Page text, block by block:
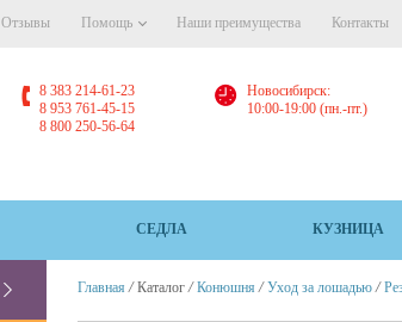
Отзывы Помощь Наши преимущества Контакты
8 383 214-61-23
8 953 761-45-15
8 800 250-56-64
Новосибирск:
10:00-19:00 (пн.-пт.)
СЕДЛА КУЗНИЦА
Главная / Каталог / Конюшня / Уход за лошадью /